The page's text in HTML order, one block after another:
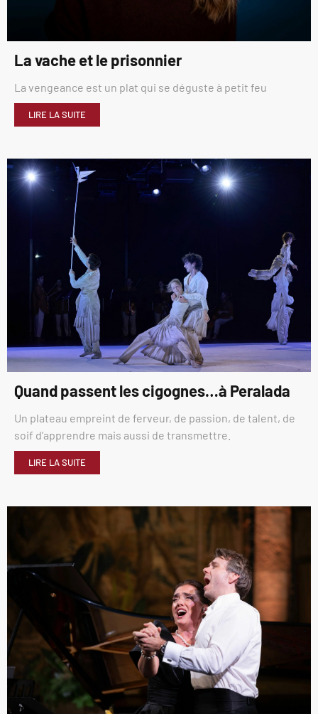
La vache et le prisonnier
La vengeance est un plat qui se déguste à petit feu
LIRE LA SUITE
Quand passent les cigognes…à Peralada
Un plateau empreint de ferveur, de passion, de talent, de
soif d’apprendre mais aussi de transmettre.
LIRE LA SUITE